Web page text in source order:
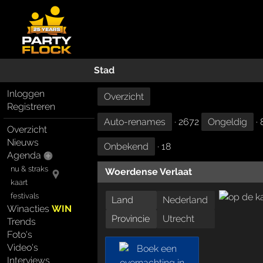
Stad
Inloggen
Registreren
Overzicht
Nieuws
Agenda
nu & straks
kaart
festivals
WinactiesWIN
Trends
Foto's
Video's
Interviews
Overzicht
Auto-renames · 2672 Ongeldig ·
Onbekend · 18
Woerdense Verlaat
Land
Nederland
Provincie
Utrecht